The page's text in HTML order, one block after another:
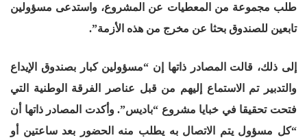
طلب مجموعة من المعطيات عن المشروع، واستدعى مسؤولين
تابعين للصندوق بحثا عن مخرج من هذه الأزمة”.
إلى ذلك، قالت المصادر ذاتها إن “مسؤولين كبار بصندوق الإيداع
والتدبير تم الاستماع إليهم من قبل عناصر الفرقة الوطنية التي
فتحت تحقيقا في خبايا مشروع “باديس”. وأكدت المصادر ذاتها أن
“كل مسؤول يتم الاتصال به يطلب منه الحضور بعد ساعتين أو